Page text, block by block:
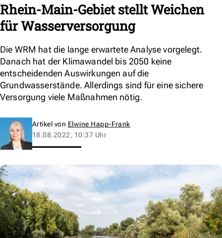
Rhein-Main-Gebiet stellt Weichen
für Wasserversorgung
Die WRM hat die lange erwartete Analyse vorgelegt.
Danach hat der Klimawandel bis 2050 keine
entscheidenden Auswirkungen auf die
Grundwasserstände. Allerdings sind für eine sichere
Versorgung viele Maßnahmen nötig.
Artikel von Elwine Happ-Frank
18.08.2022, 10:37 Uhr